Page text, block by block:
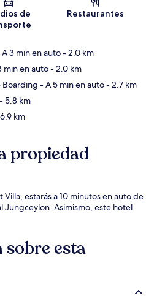
Sección del mapa
de
Restaurantes
3 min en auto- 2.0 km
min en auto- 2.0 km
Boarding - A 5 min en auto- 2.7 km
- 5.8 km
km
propiedad
estarás a 10 minutos en auto de
Jungceylon. Asimismo, este hotel
esta